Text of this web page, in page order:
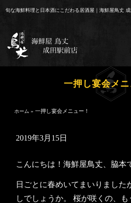
へ
旬な海鮮料理と日本酒にこだわる居酒屋｜海鮮屋鳥丈
一押し宴会メニ
ホーム »一押し宴会メニュー！
2019年3月15日
こんにちは！海鮮屋鳥丈、脇本
日ごとに春めいてまいりました
しでしょうか。 桜が咲くの、